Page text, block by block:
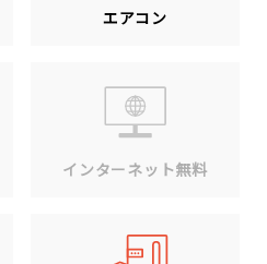
エアコン
インターネット無料